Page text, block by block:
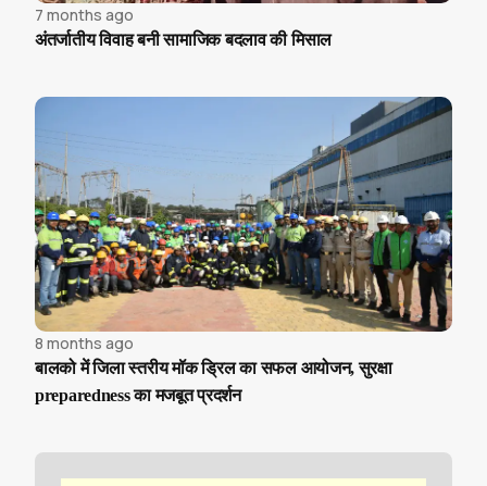
7 months ago
अंतर्जातीय विवाह बनी सामाजिक बदलाव की मिसाल
8 months ago
बालको में जिला स्तरीय मॉक ड्रिल का सफल आयोजन, सुरक्षा
preparedness का मजबूत प्रदर्शन